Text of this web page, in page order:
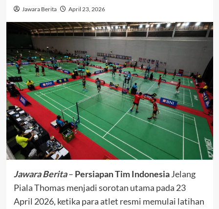
Jawara Berita April 23, 2026
Jawara Berita– Persiapan Tim IndonesiaJelang
Piala Thomas menjadi sorotan utama pada 23
April 2026, ketika para atlet resmi memulai latihan